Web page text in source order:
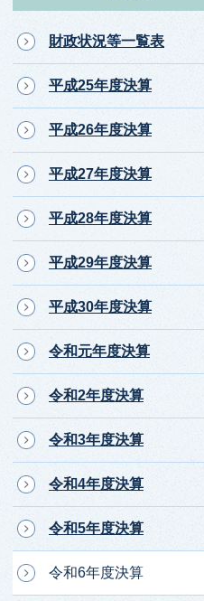
財政状況等一覧表
平成25年度決算
平成26年度決算
平成27年度決算
平成28年度決算
平成29年度決算
平成30年度決算
令和元年度決算
令和2年度決算
令和3年度決算
令和4年度決算
令和5年度決算
令和6年度決算